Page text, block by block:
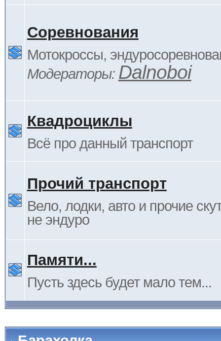
Соревнования
Мотокроссы,
Модераторы: Dalnoboi
Квадроциклы
Всё про данный транспорт
Прочий транспорт
Вело, лодки, авто и прочие
не эндуро
Памяти...
Пусть здесь будет мало тем...